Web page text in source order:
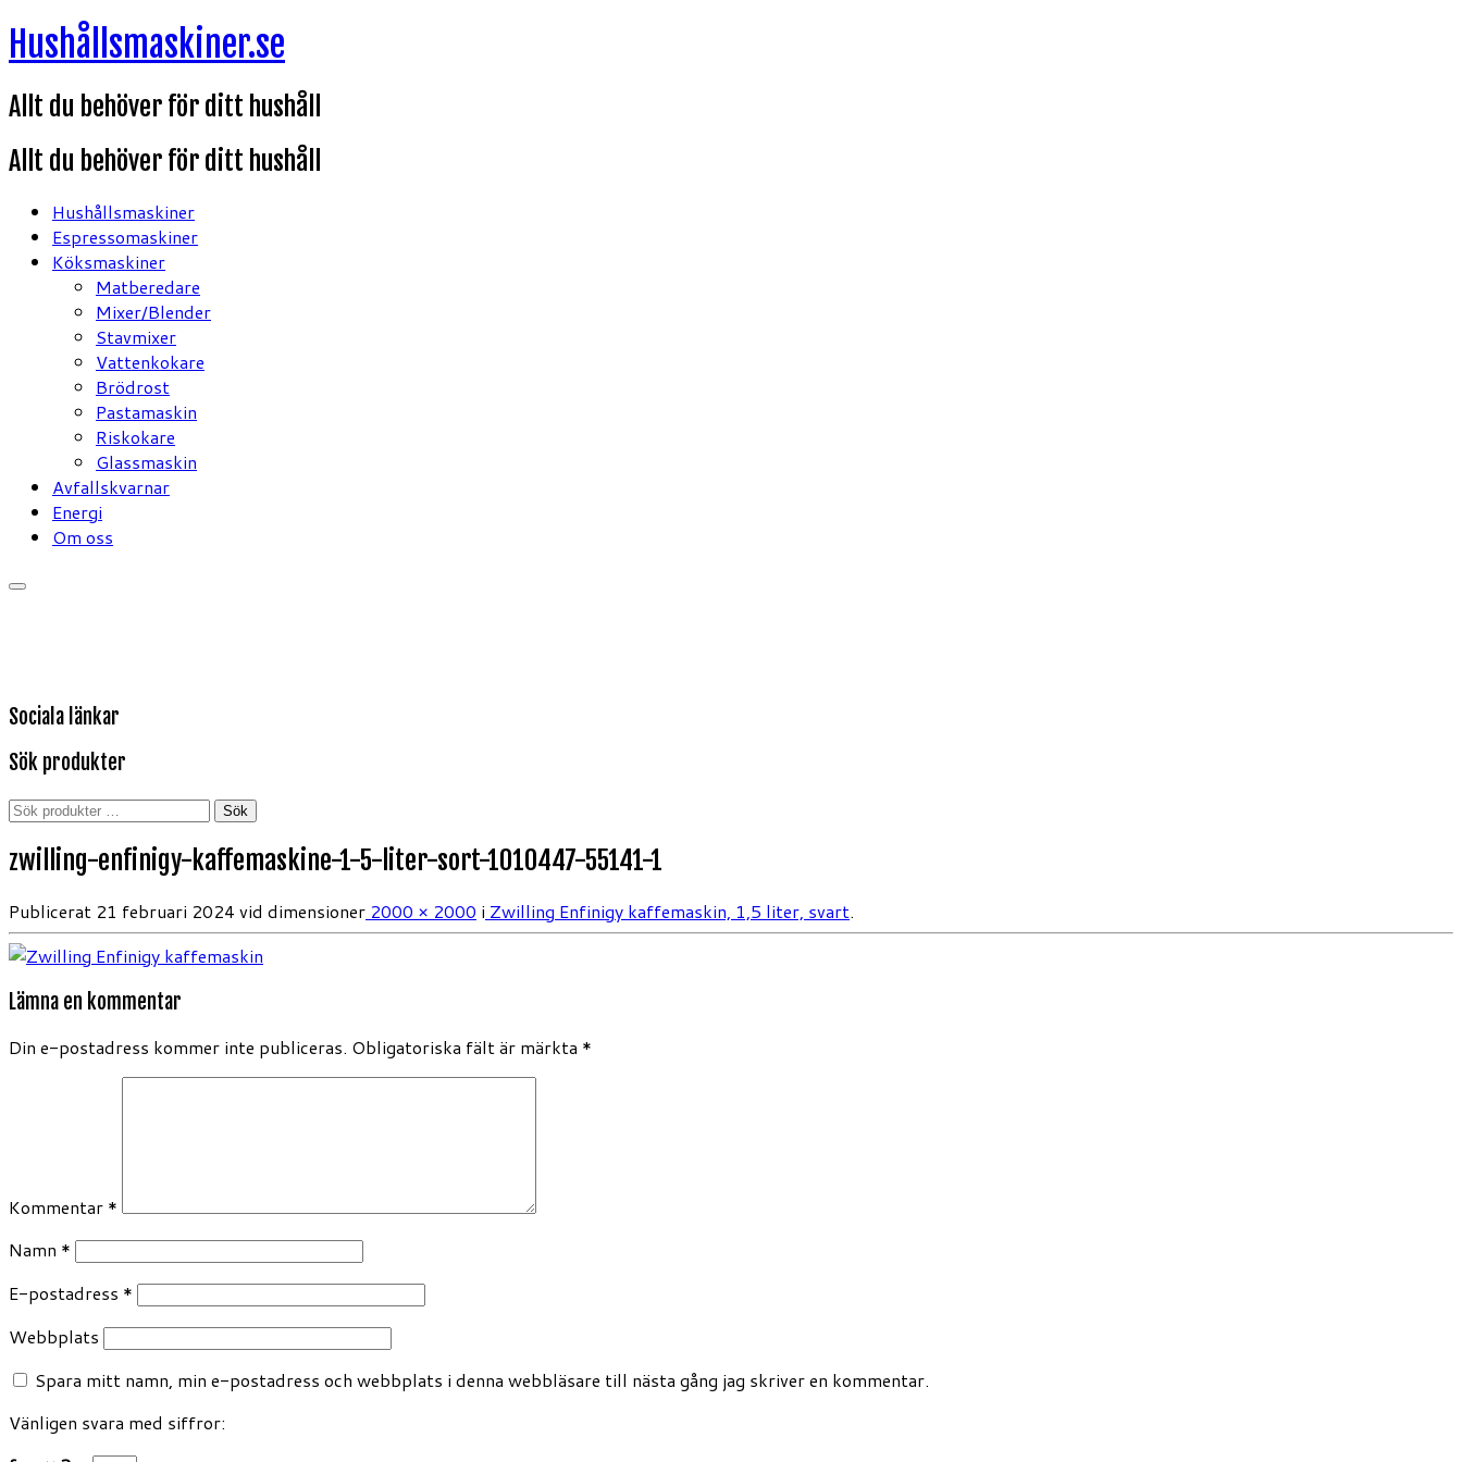
Hoppa
till
Hushållsmaskiner.se
Allt du behöver för ditt hushåll
Allt du behöver för ditt hushåll
Hushållsmaskiner
Espressomaskiner
Köksmaskiner
Matberedare
Mixer/Blender
Stavmixer
Vattenkokare
Brödrost
Pastamaskin
Riskokare
Glassmaskin
Avfallskvarnar
Energi
Om oss
Sociala länkar
Sök produkter
Sök
Sök
zwilling-enfinigy-kaffemaskine-1-5-liter-sort-1010447-55141-1
Publicerat 21 februari 2024 vid dimensioner 2000 × 2000 i Zwilling Enfinigy kaffemaskin, 1,5 liter, svart.
Lämna en kommentar
Din e-postadress kommer inte publiceras. Obligatoriska fält är märkta *
Kommentar *
Namn *
E-postadress *
Webbplats
Spara mitt namn, min e-postadress och webbplats i denna webbläsare till nästa gång jag skriver en kommentar.
Vänligen svara med siffror: